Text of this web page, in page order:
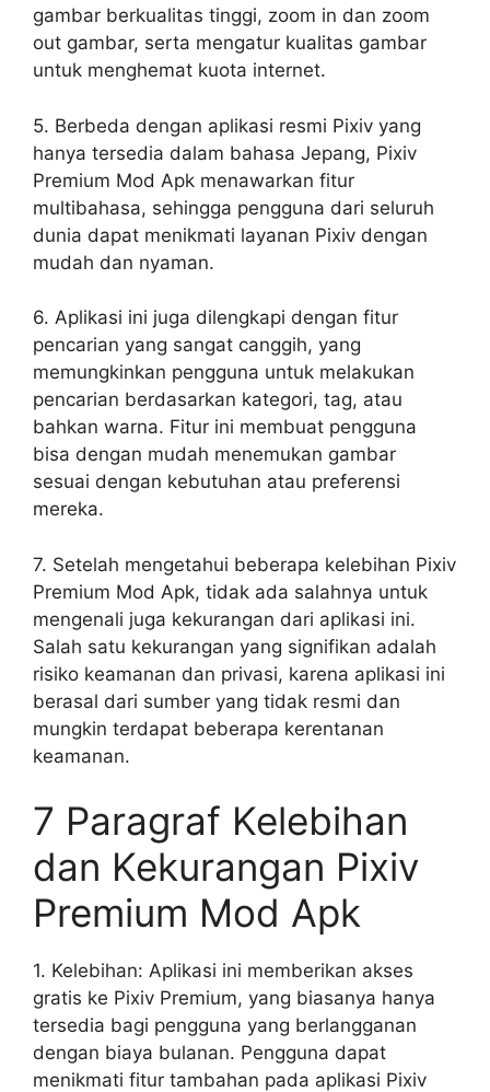
gambar berkualitas tinggi, zoom in dan zoom
out gambar, serta mengatur kualitas gambar
untuk menghemat kuota internet.
5. Berbeda dengan aplikasi resmi Pixiv yang
hanya tersedia dalam bahasa Jepang, Pixiv
Premium Mod Apk menawarkan fitur
multibahasa, sehingga pengguna dari seluruh
dunia dapat menikmati layanan Pixiv dengan
mudah dan nyaman.
6. Aplikasi ini juga dilengkapi dengan fitur
pencarian yang sangat canggih, yang
memungkinkan pengguna untuk melakukan
pencarian berdasarkan kategori, tag, atau
bahkan warna. Fitur ini membuat pengguna
bisa dengan mudah menemukan gambar
sesuai dengan kebutuhan atau preferensi
mereka.
7. Setelah mengetahui beberapa kelebihan Pixiv
Premium Mod Apk, tidak ada salahnya untuk
mengenali juga kekurangan dari aplikasi ini.
Salah satu kekurangan yang signifikan adalah
risiko keamanan dan privasi, karena aplikasi ini
berasal dari sumber yang tidak resmi dan
mungkin terdapat beberapa kerentanan
keamanan.
7 Paragraf Kelebihan
dan Kekurangan Pixiv
Premium Mod Apk
1. Kelebihan: Aplikasi ini memberikan akses
gratis ke Pixiv Premium, yang biasanya hanya
tersedia bagi pengguna yang berlangganan
dengan biaya bulanan. Pengguna dapat
menikmati fitur tambahan pada aplikasi Pixiv